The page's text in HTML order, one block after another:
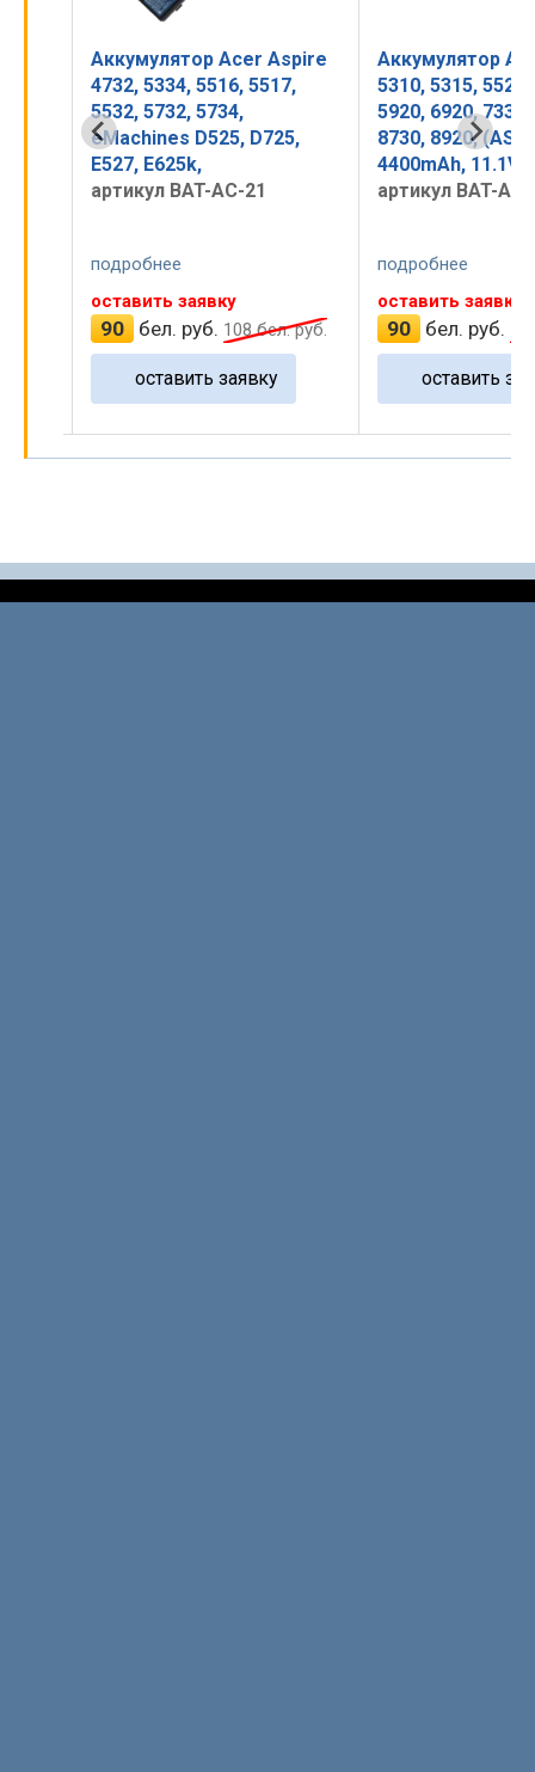
Аккумулятор Acer Aspire
4732, 5334, 5516, 5517,
5532, 5732, 5734,
eMachines D525, D725,
E527, E625k,
артикул BAT-AC-21
подробнее
оставить заявку
90 бел. руб. 108бел. руб.
оставить заявку
Аккумулятор
5310, 5315, 5520,
5920, 6920, 7330,
8730, 8920,
4400mAh, 11.1V
артикул BAT-
подробнее
оставить заявку
90 бел. руб.
оставить